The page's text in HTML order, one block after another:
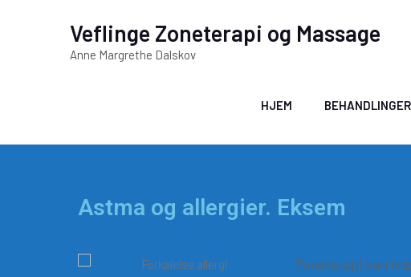
Veflinge Zoneterapi og Massage
Anne Margrethe Dalskov
HJEM BEHANDLINGER
Astma og allergier. Eksem
Zoneterapi kan